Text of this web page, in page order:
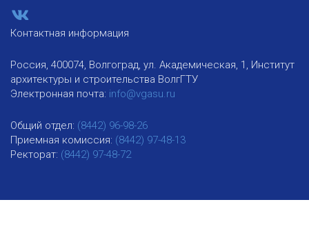
Контактная информация
Россия, 400074, Волгоград, ул. Академическая, 1, Институт
архитектуры и строительства ВолгГТУ
Электронная почта: info@vgasu.ru
Общий отдел: (8442) 96-98-26
Приемная комиссия: (8442) 97-48-13
Ректорат: (8442) 97-48-72